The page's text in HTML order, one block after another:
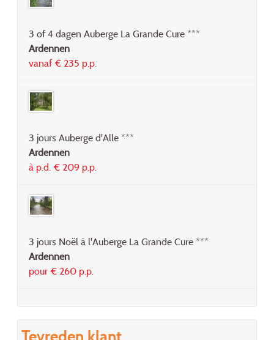
3 of 4 dagen Auberge La Grande Cure ***
Ardennen
vanaf € 235 p.p.
3 jours Auberge d'Alle ***
Ardennen
à p.d. € 209 p.p.
3 jours Noël à l'Auberge La Grande Cure ***
Ardennen
pour € 260 p.p.
Tevreden klant